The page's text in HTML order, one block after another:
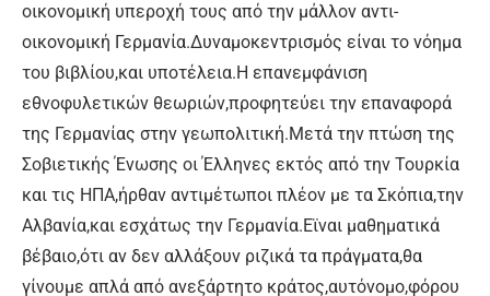
οικονομική υπεροχή τους από την μάλλον αντι-
οικονομική Γερμανία.Δυναμοκεντρισμός είναι το νόημα
του βιβλίου,και υποτέλεια.Η επανεμφάνιση
εθνοφυλετικών θεωριών,προφητεύει την επαναφορά
της Γερμανίας στην γεωπολιτική.Μετά την πτώση της
Σοβιετικής Ένωσης οι Έλληνες εκτός από την Τουρκία
και τις ΗΠΑ,ήρθαν αντιμέτωποι πλέον με τα Σκόπια,την
Αλβανία,και εσχάτως την Γερμανία.Εϊναι μαθηματικά
βέβαιο,ότι αν δεν αλλάξουν ριζικά τα πράγματα,θα
γίνουμε απλά από ανεξάρτητο κράτος,αυτόνομο,φόρου